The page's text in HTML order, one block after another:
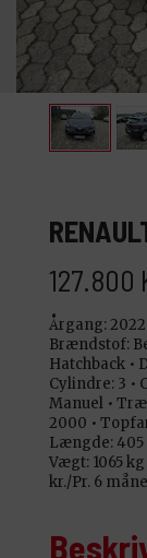
127.800
Årgang: 2022
Brændstof:
Hatchback •
Cylindre: 3 •
Manuel •
2000 •
Længde: 405
Vægt: 1065 kg
kr./Pr. 6